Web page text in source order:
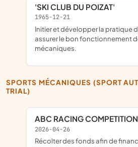
'SKI CLUB DU POIZAT'
1965-12-21
initier et développer la pratique du ski chez les jeunes et
assurer le bon fonctionnement
mécaniques.
SPORTS MÉCANIQUES (SPORT AUTOMOBILE, MOTO,
TRIAL)
ABC RACING COMPETITION
2026-04-26
récolter des fonds afin de financer la participation à